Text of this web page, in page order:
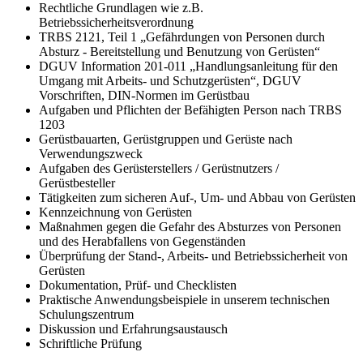
Rechtliche Grundlagen wie z.B.
Betriebssicherheitsverordnung
TRBS 2121, Teil 1 „Gefährdungen von Personen durch
Absturz - Bereitstellung und Benutzung von Gerüsten“
DGUV Information 201-011 „Handlungsanleitung für den
Umgang mit Arbeits- und Schutzgerüsten“, DGUV
Vorschriften, DIN-Normen im Gerüstbau
Aufgaben und Pflichten der Befähigten Person nach TRBS
1203
Gerüstbauarten, Gerüstgruppen und Gerüste nach
Verwendungszweck
Aufgaben des Gerüsterstellers / Gerüstnutzers /
Gerüstbesteller
Tätigkeiten zum sicheren Auf-, Um- und Abbau von Gerüsten
Kennzeichnung von Gerüsten
Maßnahmen gegen die Gefahr des Absturzes von Personen
und des Herabfallens von Gegenständen
Überprüfung der Stand-, Arbeits- und Betriebssicherheit von
Gerüsten
Dokumentation, Prüf- und Checklisten
Praktische Anwendungsbeispiele in unserem technischen
Schulungszentrum
Diskussion und Erfahrungsaustausch
Schriftliche Prüfung